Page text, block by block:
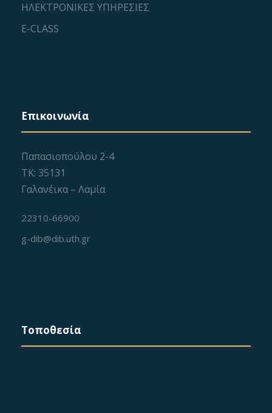
ΗΛΕΚΤΡΟΝΙΚΕΣ ΥΠΗΡΕΣΙΕΣ
E-CLASS
Επικοινωνία
Παπασιοπούλου 2-4
ΤΚ: 35131
Γαλανέικα – Λαμία
22310-66900
g-dib@dib.uth.gr
Τοποθεσία